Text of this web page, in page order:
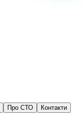
Про СТО Контакти